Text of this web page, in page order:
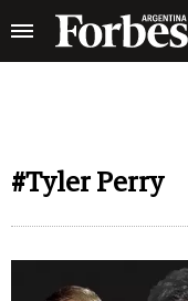
#Tyler Perry